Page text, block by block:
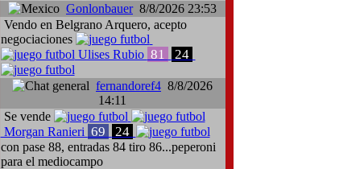
Gonlonbauer8/8/2026 23:53
Vendo en Belgrano Arquero, acepto
negociaciones
Ulises Rubio 81 24
fernandoref4 8/8/2026
14:11
Se vende
Morgan Ranieri 69 24
con pase 88, entradas 84 tiro 86...peperoni
para el mediocampo